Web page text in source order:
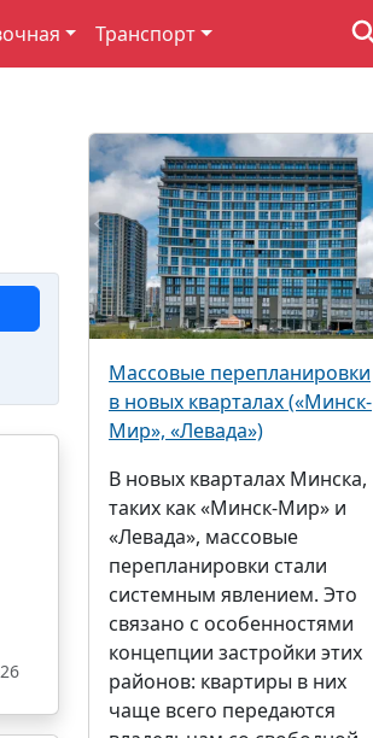
Транспорт
Массовые перепланировки
в новых кварталах («Минск-
Мир», «Левада»)
В новых кварталах Минска,
таких как «Минск-Мир» и
«Левада», массовые
перепланировки стали
системным явлением. Это
связано с особенностями
концепции застройки этих
районов: квартиры в них
чаще всего передаются